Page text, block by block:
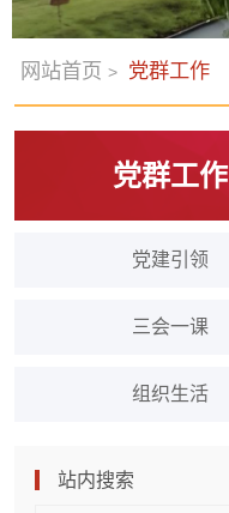
网站首页 > 党群工作
党群工作
党建引领
三会一课
组织生活
站内搜索